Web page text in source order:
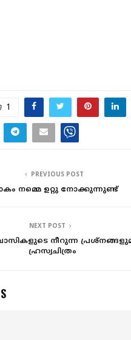
1
PREVIOUS POST
നമ്മെ ഉറ്റു നോക്കുന്നുണ്ട്
NEXT POST
നീറുന്ന
ഹ്രസ്വചിത്രം